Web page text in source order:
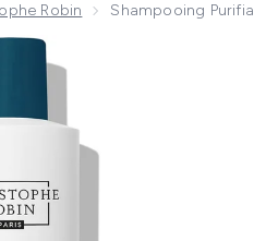
Robin Shampooing
purifiant à la boue